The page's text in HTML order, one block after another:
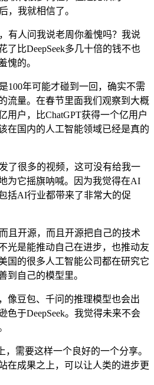
，我就相信了。
人问我说老周你羞愧吗？我说
了比DeepSeek多几十倍的钱不也
愧的。
年可能才碰到一回，确实不需
流量。在春节里面我们观察到大概
用户，比ChatGPT获得一个亿用户
在国内的人工智能领域已经是真的
很多的视频，这可没有给我一
为它摇旗呐喊。因为我觉得在AI
括AI行业都带来了非常大的促
开源，而且开源把自己的技术
光是能推动自己在进步，也推动友
国的很多人工智能公司都在研究它
到自己的模型里。
豆包、千问的推理模型也会出
色于DeepSeek。我觉得未来不会
需要这样一个良好的一个分享。
在成果之上，可以让人类的进步更